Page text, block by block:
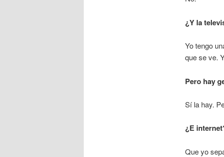
¿Y la
Yo tengo
que se ve.
Pero hay
Sí la hay.
¿E
Que yo